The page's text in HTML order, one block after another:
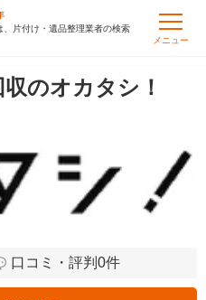
、片付け・遺品整理業者の検索
メニュー
のオカタシ！
口コミ・評判0件